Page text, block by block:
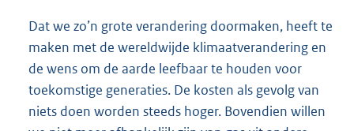
Dat we zo’n grote verandering doormaken, heeft te
maken met de wereldwijde klimaatverandering en
de wens om de aarde leefbaar te houden voor
toekomstige generaties. De kosten als gevolg van
niets doen worden steeds hoger. Bovendien willen